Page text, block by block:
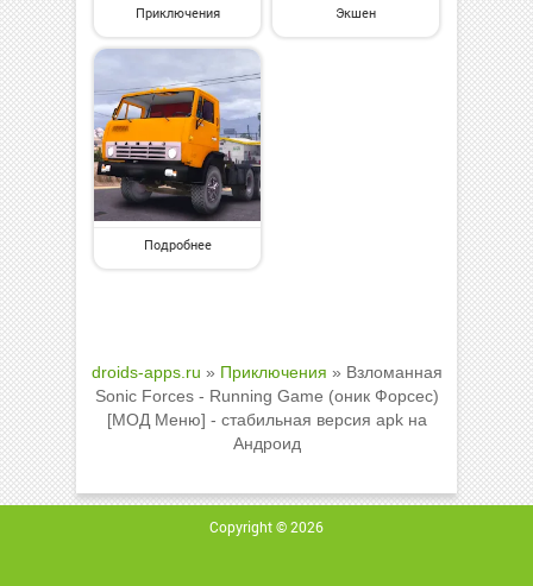
Приключения Экшен
Подробнее
droids-apps.ru » Приключения » Взломанная
Sonic Forces - Running Game (оник Форсес)
[МОД Меню] - стабильная версия apk на
Андроид
Copyright © 2026